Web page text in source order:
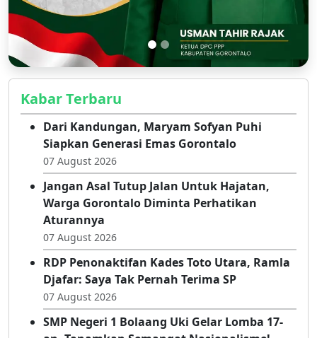
Kabar Terbaru
Dari Kandungan, Maryam Sofyan Puhi
Siapkan Generasi Emas Gorontalo
07 August 2026
Jangan Asal Tutup Jalan Untuk Hajatan,
Warga Gorontalo Diminta Perhatikan
Aturannya
07 August 2026
RDP Penonaktifan Kades Toto Utara, Ramla
Djafar: Saya Tak Pernah Terima SP